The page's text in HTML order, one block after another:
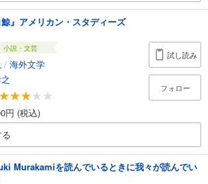
鯨』アメリカン・スタディーズ
小説・文芸
/ 海外文学
円 (税込)
試し読み
フォロー
Murakamiを読んでいるときに我々が読んでい